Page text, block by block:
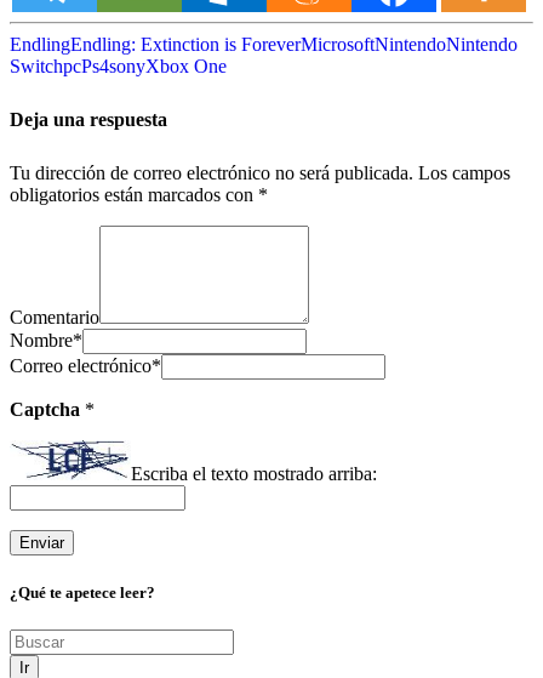
EndlingEndling: Extinction is ForeverMicrosoftNintendoNintendo
SwitchpcPs4sonyXbox One
Deja una respuesta
Tu dirección de correo electrónico no será publicada. Los campos
obligatorios están marcados con *
Comentario
Nombre*
Correo electrónico*
Captcha *
Escriba el texto mostrado arriba:
¿Qué te apetece leer?
Ir